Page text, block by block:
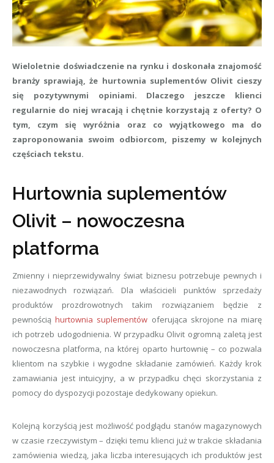
Wieloletnie doświadczenie na rynku i doskonała znajomość
branży sprawiają, że hurtownia suplementów Olivit cieszy
się pozytywnymi opiniami. Dlaczego jeszcze klienci
regularnie do niej wracają i chętnie korzystają z oferty? O
tym, czym się wyróżnia oraz co wyjątkowego ma do
zaproponowania swoim odbiorcom, piszemy w kolejnych
częściach tekstu.
Hurtownia suplementów
Olivit – nowoczesna
platforma
Zmienny i nieprzewidywalny świat biznesu potrzebuje pewnych i
niezawodnych rozwiązań. Dla właścicieli punktów sprzedaży
produktów prozdrowotnych takim rozwiązaniem będzie z
pewnościąhurtownia suplementów oferująca skrojone na miarę
ich potrzeb udogodnienia. W przypadku Olivit ogromną zaletą jest
nowoczesna platforma, na której oparto hurtownię – co pozwala
klientom na szybkie i wygodne składanie zamówień. Każdy krok
zamawiania jest intuicyjny, a w przypadku chęci skorzystania z
pomocy do dyspozycji pozostaje dedykowany opiekun.
Kolejną korzyścią jest możliwość podglądu stanów magazynowych
w czasie rzeczywistym – dzięki temu klienci już w trakcie składania
zamówienia wiedzą, jaka liczba interesujących ich produktów jest